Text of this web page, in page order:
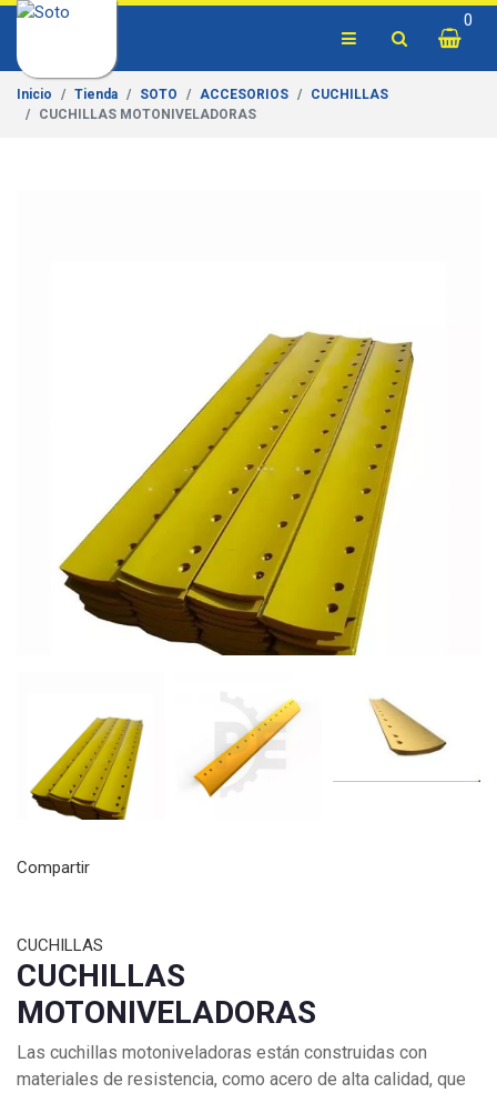
0
Inicio Tienda SOTO ACCESORIOS
CUCHILLAS
CUCHILLAS MOTONIVELADORAS
Compartir
CUCHILLAS
CUCHILLAS
MOTONIVELADORAS
Las cuchillas motoniveladoras están construidas con
materiales de resistencia, como acero de alta calidad, que